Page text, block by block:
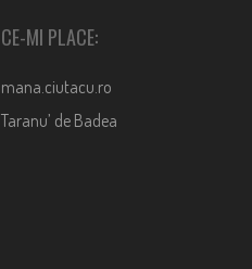
CE-MI PLACE:
mana.ciutacu.ro
Taranu’ de Badea